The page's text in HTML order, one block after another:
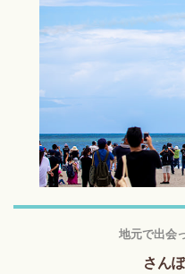
地元で出会
さん